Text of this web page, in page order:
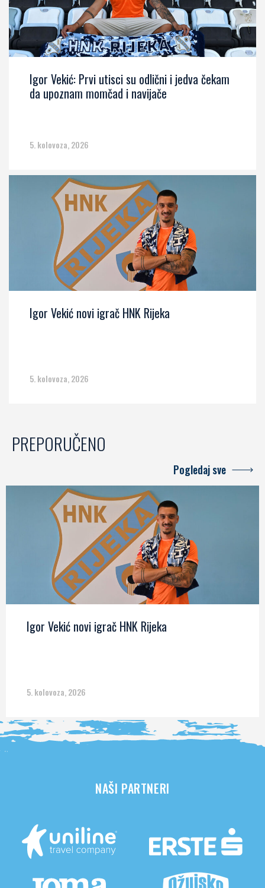
Igor Vekić: Prvi utisci su odlični i jedva čekam
da upoznam momčad i navijače
5. kolovoza, 2026
Igor Vekić novi igrač HNK Rijeka
5. kolovoza, 2026
PREPORUČENO
Pogledaj sve
Igor Vekić novi igrač HNK Rijeka
5. kolovoza, 2026
NAŠI PARTNERI